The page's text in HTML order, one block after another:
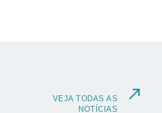
VEJA TODAS AS
NOTÍCIAS